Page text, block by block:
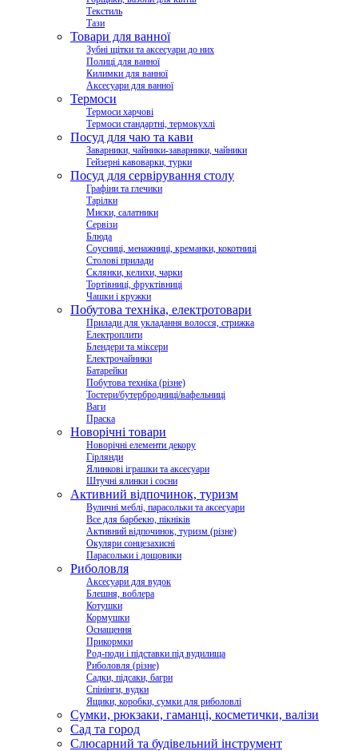
Текстиль
Тази
Товари для ванної
Зубні щітки та аксесуари до них
Полиці для ванної
Килимки для ванної
Аксесуари для ванної
Термоси
Термоси харчові
Термоси стандартні, термокухлі
Посуд для чаю та кави
Заварники, чайники-заварники, чайники
Гейзерні кавоварки, турки
Посуд для сервірування столу
Графіни та глечики
Тарілки
Миски, салатники
Сервізи
Блюда
Соусниці, менажниці, креманки, кокотниці
Столові прилади
Склянки, келихи, чарки
Тортівниці, фруктівниці
Чашки і кружки
Побутова техніка, електротовари
Прилади для укладання волосся, стрижка
Електроплити
Блендери та міксери
Електрочайники
Батарейки
Побутова техніка (різне)
Тостери/бутербродниці/вафельниці
Ваги
Праска
Новорічні товари
Новорічні елементи декору
Гірлянди
Ялинкові іграшки та аксесуари
Штучні ялинки і сосни
Активний відпочинок, туризм
Вуличні меблі, парасольки та аксесуари
Все для барбекю, пікніків
Активний відпочинок, туризм (різне)
Окуляри сонцезахисні
Парасольки і дощовики
Риболовля
Аксесуари для вудок
Блешня, воблера
Котушки
Кормушки
Оснащення
Прикормки
Род-поди і підставки під вудилища
Риболовля (різне)
Садки, підсаки, багри
Спінінги, вудки
Ящики, коробки, сумки для риболовлі
Сумки, рюкзаки, гаманці, косметички, валізи
Сад та город
Слюсарний та будівельний інструмент